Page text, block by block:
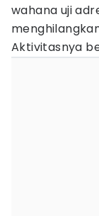
wahana uji
Aktivitasnya